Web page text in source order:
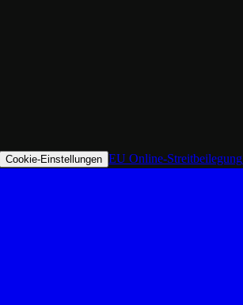
Cookie-Einstellungen EU Online-Streitbeilegung